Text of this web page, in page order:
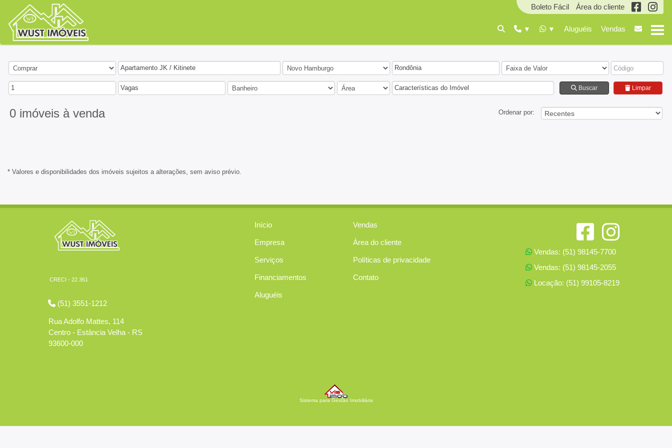
Boleto Fácil Área do cliente
Aluguéis Vendas
Apartamento JK / Kitinete Rondônia
1 Vagas Características do Imóvel Buscar Limpar
0 imóveis à venda Ordenar por:
* Valores e disponibilidades dos imóveis sujeitos a alterações, sem aviso prévio.
CRECI - 22.361
(51) 3551-1212
Rua Adolfo Mattes, 114
Centro - Estância Velha - RS
93600-000
Início
Empresa
Serviços
Financiamentos
Aluguéis
Vendas
Área do cliente
Políticas de privacidade
Contato
Vendas: (51) 98145-7700
Vendas: (51) 98145-2055
Locação: (51) 99105-8219
Sistema para Gestão Imobiliária